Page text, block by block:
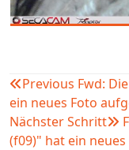
Previous Fwd:
ein neues Foto
Nächster Schritt
(f09)" hat ein